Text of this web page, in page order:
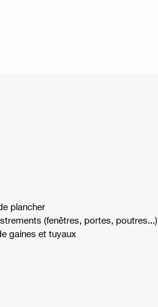
plancher
(fenêtres, portes, poutres...)
gaines et tuyaux